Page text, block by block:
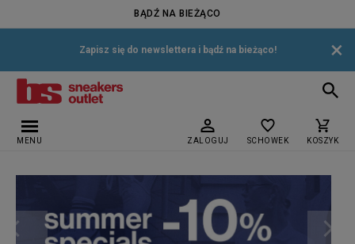
BĄDŹ NA BIEŻĄCO
Zapisz się do newslettera i bądź na bieżąco! ×
MENU ZALOGUJ SCHOWEK KOSZYK